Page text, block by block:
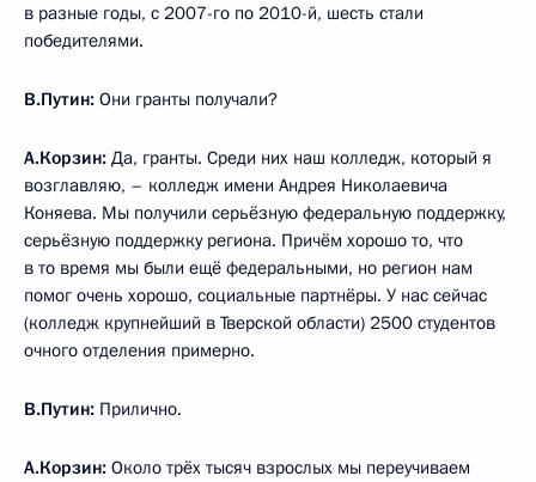
в разные годы, с 2007-го по 2010-й, шесть стали
победителями.
В.Путин: Они гранты получали?
А.Корзин: Да, гранты. Среди них наш колледж, который я
возглавляю, – колледж имени Андрея Николаевича
Коняева. Мы получили серьёзную федеральную поддержку,
серьёзную поддержку региона. Причём хорошо то, что
в то время мы были ещё федеральными, но регион нам
помог очень хорошо, социальные партнёры. У нас сейчас
(колледж крупнейший в Тверской области) 2500 студентов
очного отделения примерно.
В.Путин: Прилично.
А.Корзин: Около трёх тысяч взрослых мы переучиваем